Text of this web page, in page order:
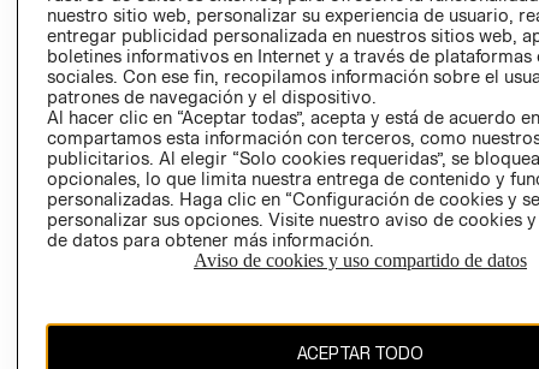
GIFT CARD
AVISO DE
COOKIES
nuestro sitio web, personalizar su experiencia de usuario,
entregar publicidad personalizada en nuestros sitios web,
boletines informativos en Internet y a través de plataformas
sociales. Con ese fin, recopilamos información sobre el
patrones de navegación y el dispositivo.
Al hacer clic en “Aceptar todas”, acepta y está de acuerdo
compartamos esta información con terceros, como
publicitarios. Al elegir “Solo cookies requeridas”, se
opcionales, lo que limita nuestra entrega de contenido y
personalizadas. Haga clic en “Configuración de cookies y
personalizar sus opciones. Visite nuestro aviso de cookies
de datos para obtener más información.
Aviso de cookies y uso compartido de datos
ACEPTAR TODO